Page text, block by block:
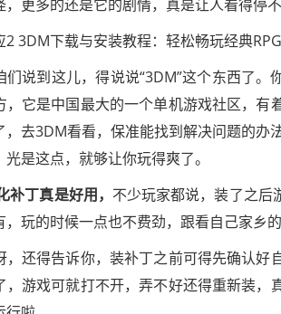
，更多的还是它的剧情，真是让人看得停
们说到这儿，得说说“3DM”这个东西了
，它是中国最大的一个单机游戏社区，
，去3DM看看，保准能找到解决问题的办
是这点，就够让你玩得爽了。
补丁真是好用， 不少玩家都说，装了之后
，玩的时候一点也不费劲，跟看自己家乡的
，还得告诉你，装补丁之前可得先确认
，游戏可就打不开，弄不好还得重新装